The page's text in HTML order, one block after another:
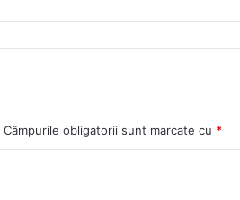
Câmpurile obligatorii sunt marcate cu *